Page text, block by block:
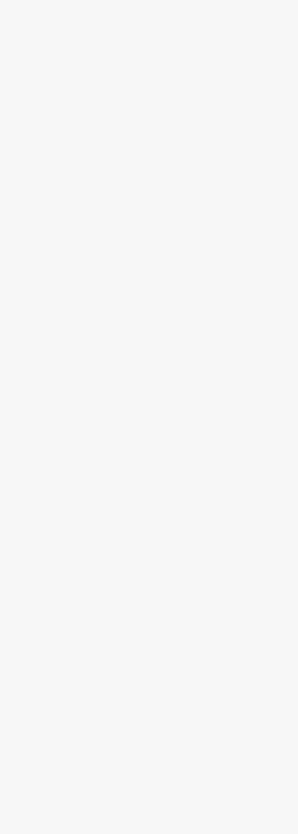
الصحي، والتخلص من النفايات،